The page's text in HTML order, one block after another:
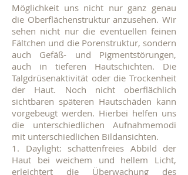
Möglichkeit uns nicht nur ganz genau
die Oberflächenstruktur anzusehen. Wir
sehen nicht nur die eventuellen feinen
Fältchen und die Porenstruktur, sondern
auch Gefäß- und Pigmentstörungen,
auch in tieferen Hautschichten. Die
Talgdrüsenaktivität oder die Trockenheit
der Haut. Noch nicht oberflächlich
sichtbaren späteren Hautschäden kann
vorgebeugt werden. Hierbei helfen uns
die unterschiedlichen Aufnahmemodi
mit unterschiedlichen Bildansichten.
1. Daylight: schattenfreies Abbild der
Haut bei weichem und hellem Licht,
erleichtert die Überwachung des